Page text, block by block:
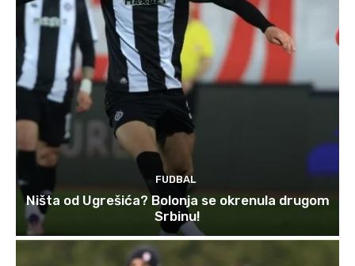
FUDBAL
Ništa od Ugrešića? Bolonja se okrenula drugom
Srbinu!